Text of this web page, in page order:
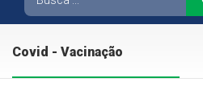
Covid - Vacinação